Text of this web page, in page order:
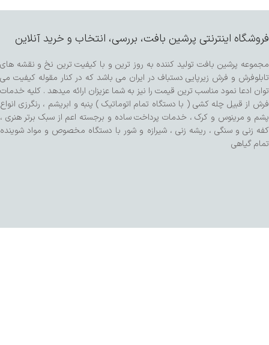
فروشگاه اینترنتی پرشین بافت، بررسی، انتخاب و خرید آنلاین
مجموعه پرشین بافت تولید کننده به روز ترین و با کیفیت ترین نخ و نقشه های
تابلوفرش و فرش زیرپایی دستباف در ایران می باشد که در کنار مقوله کیفیت می
توان ادعا نمود مناسب ترین قیمت را نیز به شما عزیزان ارائه میدهد . کلیه خدمات
فرش از قبیل چله کشی ( با دستگاه تمام اتوماتیک ) پنبه و ابریشم ، رنگرزی انواع
پشم و مرینوس و کرک ، خدمات پرداخت ساده و برجسته اعم از سبک برتر هنری ،
کفه زنی و سنگی ، ریشه زنی ، شیرازه و شور با دستگاه مخصوص و مواد شوینده
تمام گیاهی